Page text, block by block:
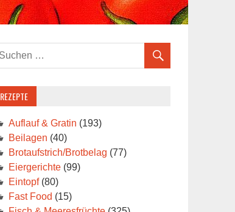
REZEPTE
Auflauf & Gratin (193)
Beilagen (40)
Brotaufstrich/Brotbelag (77)
Eiergerichte(99)
Eintopf(80)
Fast Food (15)